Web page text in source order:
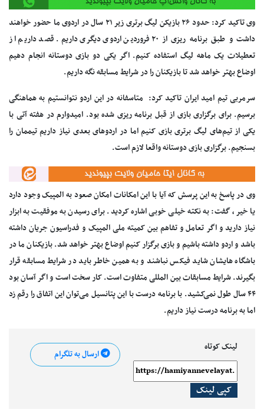
وی تاکید کرد: حدود ۲۶ بازیکن لیگ برتری زیر ۲۱ سال در اردوی ما حضور خواهند
داشت و طبق برنامه ریزی از ۲۰ فروردین اردوی دیگری داریم. قصد داریم از
تعطیلات یک ماهه لیگ استفاده کنیم. اگر یکی دو بازی دوستانه انجام دهیم
اوضاع بهتر خواهد شد تا بازیکنان را در شرایط مسابقه نگه داریم.
سرمربی تیم امید ایران تاکید کرد: متاسفانه در این اردو نتوانستیم به هماهنگی
برسیم. برای برگزاری بازی از قبل برنامه ریزی شده بود. امیدوارم در هفته آتی با
یکی از تیم‌های لیگ برتری بازی کنیم اما در اردوهای بعدی نیاز داریم تیممان را
بسنجیم. برگزاری بازی دوستانه واقعا لازم است.
وی در پاسخ به این پرسش که آیا با این امکانات امکان صعود به المپیک وجود دارد
یا خیر، گفت: به نکته خیلی خوبی اشاره کردید. برای رسیدن به موفقیت به ابزار
نیاز دارید و اگر تعامل و تفاهم بین کمیته ملی المپیک و فدراسیون جریان داشته
باشد و اردو داشته باشیم و بازی برگزار کنیم اوضاع بهتر خواهد شد. بازیکنان ما در
باشگاه هایشان شاید فیکس نباشند و به همین خاطر باید در شرایط مسابقه قرار
بگیرند. شرایط مسابقات بین المللی متفاوت است. کار سخت است و اگر آسان بود
۴۴ سال طول نمی‌کشید. با برنامه درست با این پتانسیل می‌توان این اتفاق را رقم زد
اما به برنامه درست نیاز داریم.
لینک کوتاه
کپی لینک
ارسال به تلگرام